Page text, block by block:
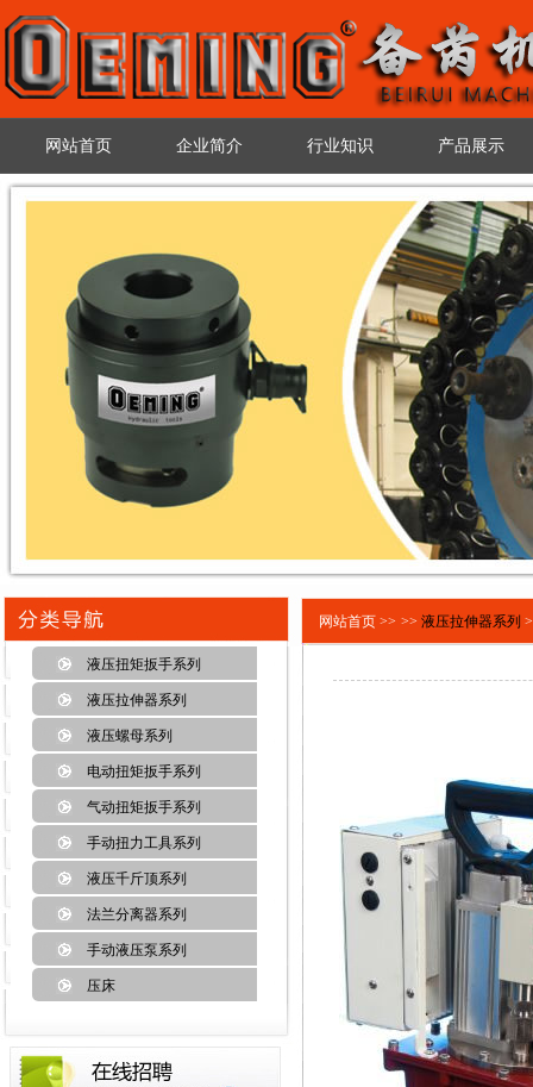
网站首页 企业简介 行业知识 产品展示
液压扭矩扳手系列
液压拉伸器系列
液压螺母系列
电动扭矩扳手系列
气动扭矩扳手系列
手动扭力工具系列
液压千斤顶系列
法兰分离器系列
手动液压泵系列
压床
网站首页 >> >> 液压拉伸器系列